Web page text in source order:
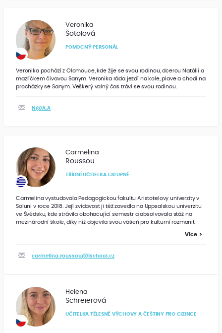
Veronika
Šotolová
POMOCNÝ PERSONÁL
Veronika pochází z Olomouce, kde žije se svou rodinou, dcerou Natálii a
mazlíčkem čivavou Sanym. Veronika ráda jezdí na kole, plave a chodí na
procházky se Sanym. Veškerý volný čas tráví se svou rodinou.
N@A.A
Carmelina
Roussou
TŘÍDNÍ UČITELKA 1.STUPNĚ
Carmelina vystudovala Pedagogickou fakultu Aristotelovy univerzity v
Soluni v roce 2018. Její zvídavost ji též zavedla na Uppsalskou univerzitu
ve Švédsku, kde strávila obohacující semestr a absolvovala stáž na
mezinárodní škole, díky níž objevila svou vášeň pro kulturní rozmanit
Více
carmelina.roussou@ischool.cz
Helena
Schreierová
UČITELKA TĚLESNÉ VÝCHOVY A ČEŠTINY PRO CIZINCE